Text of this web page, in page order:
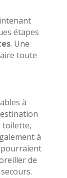
étapes
. Une
toute
à
toilette,
à
pourraient
de